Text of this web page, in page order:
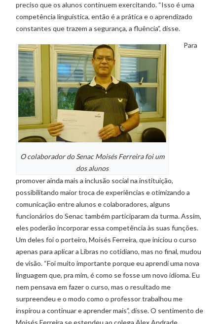
preciso que os alunos continuem exercitando. “Isso é uma
competência linguística, então é a prática e o aprendizado
constantes que trazem a segurança, a fluência”, disse.
O colaborador do Senac Moisés Ferreira foi um
dos alunos
Para
promover ainda mais a inclusão social na instituição,
possibilitando maior troca de experiências e otimizando a
comunicação entre alunos e colaboradores, alguns
funcionários do Senac também participaram da turma. Assim,
eles poderão incorporar essa competência às suas funções.
Um deles foi o porteiro, Moisés Ferreira, que iniciou o curso
apenas para aplicar a Libras no cotidiano, mas no final, mudou
de visão. “Foi muito importante porque eu aprendi uma nova
linguagem que, pra mim, é como se fosse um novo idioma. Eu
nem pensava em fazer o curso, mas o resultado me
surpreendeu e o modo como o professor trabalhou me
inspirou a continuar e aprender mais”, disse. O sentimento de